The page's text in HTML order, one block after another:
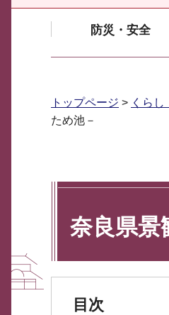
防災・安全
トップページ > くらし
ため池－
奈良県景
目次